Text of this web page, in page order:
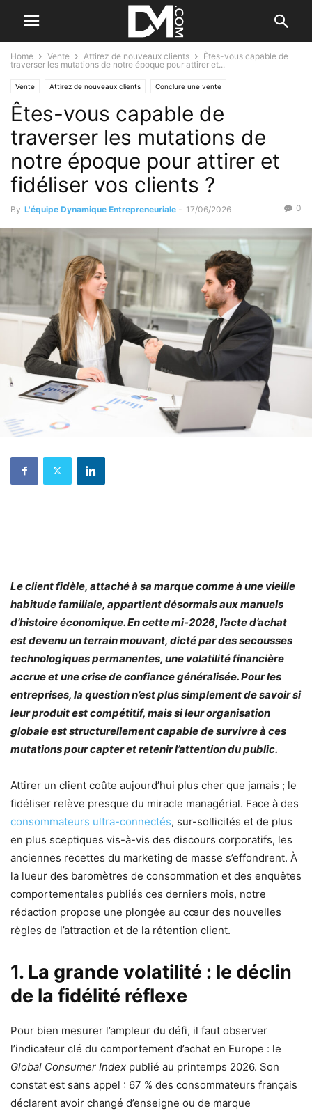
Home Vente Attirez de nouveaux clients
Êtes-vous capable de
traverser les mutations de notre époque pour attirer et...
Vente Attirez de nouveaux clients Conclure une vente
Fidélisez vos clients Les débuts de la vente
Êtes-vous capable de
traverser les mutations de
notre époque pour attirer et
fidéliser vos clients ?
By L'équipe Dynamique Entrepreneuriale - 17/06/2026 0
Le client fidèle, attaché à sa marque comme à une vieille
habitude familiale, appartient désormais aux manuels
d’histoire économique. En cette mi-2026, l’acte d’achat
est devenu un terrain mouvant, dicté par des secousses
technologiques permanentes, une volatilité financière
accrue et une crise de confiance généralisée. Pour les
entreprises, la question n’est plus simplement de savoir si
leur produit est compétitif, mais si leur organisation
globale est structurellement capable de survivre à ces
mutations pour capter et retenir l’attention du public.
Attirer un client coûte aujourd’hui plus cher que jamais ; le
fidéliser relève presque du miracle managérial. Face à des
consommateurs ultra-connectés, sur-sollicités et de plus
en plus sceptiques vis-à-vis des discours corporatifs, les
anciennes recettes du marketing de masse s’effondrent. À
la lueur des baromètres de consommation et des enquêtes
comportementales publiés ces derniers mois, notre
rédaction propose une plongée au cœur des nouvelles
règles de l’attraction et de la rétention client.
1. La grande volatilité : le déclin
de la fidélité réflexe
Pour bien mesurer l’ampleur du défi, il faut observer
l’indicateur clé du comportement d’achat en Europe : le
Global Consumer Index publié au printemps 2026. Son
constat est sans appel : 67 % des consommateurs français
déclarent avoir changé d’enseigne ou de marque